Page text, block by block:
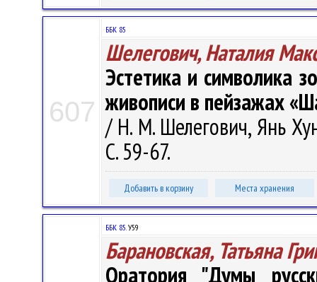
607
ББК 85
Шелегович, Наталия
Эстетика и символика
живописи в пейзажах
/ Н. М. Шелегович, Янь
С. 59-67.
Добавить в корзину Места хранения
ББК 85.У59
Барановская, Татьяна
Оратория "Думы